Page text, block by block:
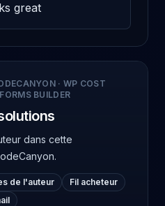
great
· WP COST
BUILDER
dans cette
de l'auteur
Fil acheteur